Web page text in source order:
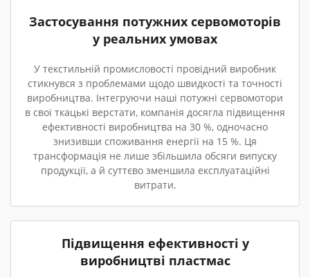
Застосування потужних сервомоторів
у реальних умовах
У текстильній промисловості провідний виробник
стикнувся з проблемами щодо швидкості та точності
виробництва. Інтегруючи наші потужні сервомотори
в свої ткацькі верстати, компанія досягла підвищення
ефективності виробництва на 30 %, одночасно
знизивши споживання енергії на 15 %. Ця
трансформація не лише збільшила обсяги випуску
продукції, а й суттєво зменшила експлуатаційні
витрати.
Підвищення ефективності у
виробництві пластмас